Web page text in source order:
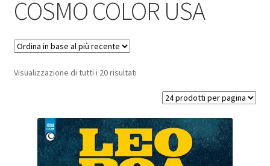
Carrello
Il mio account
COSMO COLOR USA
Visualizzazione di tutti i 20 risultati